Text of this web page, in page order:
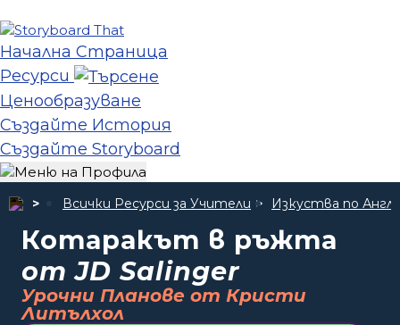
Начална Страница
Ресурси
Ценообразуване
Създайте История
Създайте Storyboard
Всички Ресурси за Учители Изкуства по
Котаракът в ръжта
от JD Salinger
Урочни Планове от Кристи
Литълхол